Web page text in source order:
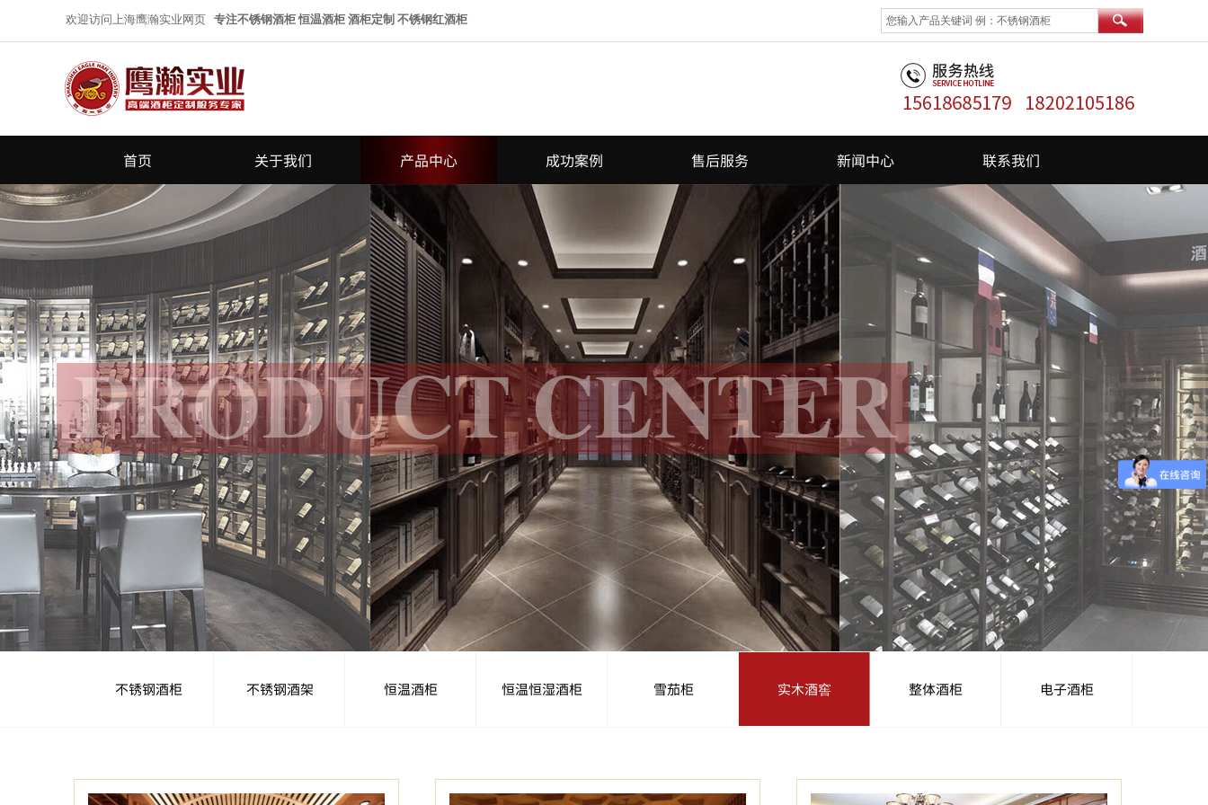
欢迎访问上海鹰瀚实业网页 专注不锈钢酒柜 恒温酒柜 酒柜定制 不锈钢红酒柜
首页 关于我们 产品中心 成功案例 售后服务 新闻中心 联系我们
不锈钢酒柜 不锈钢酒架 恒温酒柜 恒温恒湿酒柜 雪茄柜 实木酒窖 整体酒柜 电子酒柜